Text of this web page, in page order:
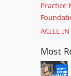
Practice
AGILE
Most